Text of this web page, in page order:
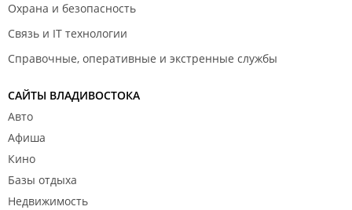
Охрана и безопасность
Связь и IT технологии
Справочные, оперативные и экстренные службы
САЙТЫ ВЛАДИВОСТОКА
Авто
Афиша
Кино
Базы отдыха
Недвижимость